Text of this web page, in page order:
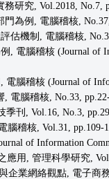
研究, Vol.2018, No.7,
為例, 電腦稽核,
機制, 電腦稽核,
腦稽核 (Journal of
稽核 (Journal of
電腦稽核, No.33,
刊, Vol.16, No.3,
稽核, Vol.31, pp.109-
of Information
用, 管理科學研究,
業網絡觀點, 電子商